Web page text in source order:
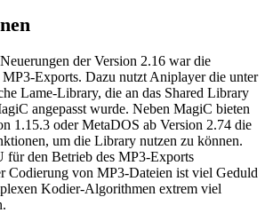
der Version 2.16 war die
Exports. Dazu nutzt Aniplayer die unter
Lame-Library, die an das Shared Library
angepasst wurde. Neben MagiC bieten
1.15.3 oder MetaDOS ab Version 2.74 die
um die Library nutzen zu können.
für den Betrieb des MP3-Exports
Codierung von MP3-Dateien ist viel Geduld
Kodier-Algorithmen extrem viel